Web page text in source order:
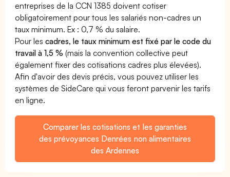
entreprises de la CCN 1385 doivent cotiser
obligatoirement pour tous les salariés non-cadres un
taux minimum. Ex : 0,7 % du salaire.
Pour lescadres, le taux minimum est fixé par le code du
travail à 1,5 % (mais la convention collective peut
également fixer des cotisations cadres plus élevées).
Afin d'avoir des devis précis, vous pouvez utiliser les
systèmes de SideCare qui vous feront parvenir les tarifs
en ligne.
Comparer les cotisations et les garanties
des prévoyances Denrées non alimentaires
des Ardennes